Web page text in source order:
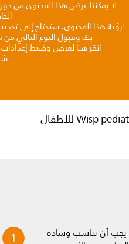
لا يمكننا عرض هذا المحتوى من
لرؤية هذا المحتوى، ستحتاج إلى
بك وقبول النوع التالي من
انقر هنا لعرض وضبط
يجب أن تناسب وسادة